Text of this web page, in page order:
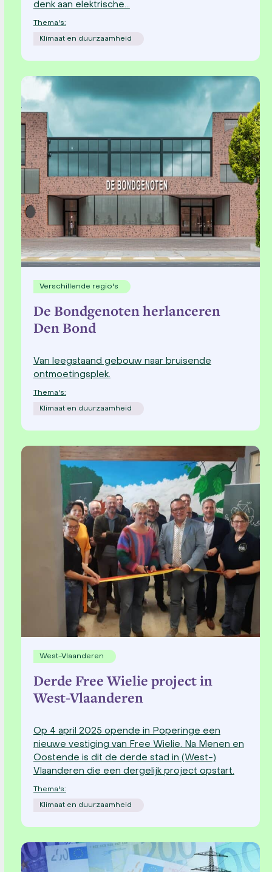
denk aan elektrische…
Thema's:
Klimaat en duurzaamheid
Verschillende regio's
De Bondgenoten herlanceren
Den Bond
Van leegstaand gebouw naar bruisende
ontmoetingsplek.
Thema's:
Klimaat en duurzaamheid
West-Vlaanderen
Derde Free Wielie project in
West-Vlaanderen
Op 4 april 2025 opende in Poperinge een
nieuwe vestiging van Free Wielie. Na Menen en
Oostende is dit de derde stad in (West-)
Vlaanderen die een dergelijk project opstart.
Thema's:
Klimaat en duurzaamheid